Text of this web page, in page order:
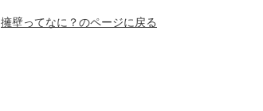
擁壁ってなに？のページに戻る